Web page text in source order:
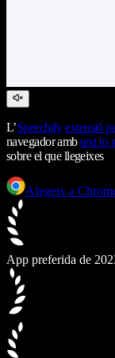
L’Speechify extensió
navegador ambtext to
sobre el que llegeixes
Afegeix a
App preferida de